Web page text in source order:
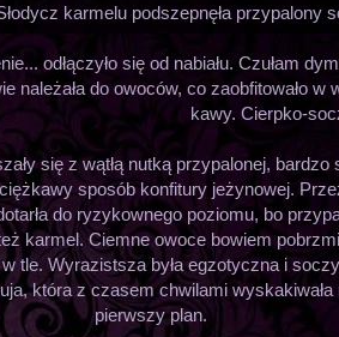
karmelu podszepnęła przypalony
odłączyło się od nabiału. Czułam
należała do owoców, co zaobfitowało
kawy. Cierpko-
się z wątłą nutką przypalonej, bardzo
sposób konfitury jeżynowej.
do ryzykownego poziomu, bo
karmel. Ciemne owoce bowiem
tle. Wyrazistsza była egzotyczna i
która z czasem chwilami wyskakiwała
pierwszy plan.